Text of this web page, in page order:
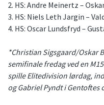
2. HS: Andre Meinertz –
3. HS: Niels Leth Jargin –
4. HS: Oscar Lundsfryd –
*Christian Sigsgaard/Oskar
semifinale fredag ved en
spille Elitedivision lørdag,
og Gabriel Pyndt i Gentoftes